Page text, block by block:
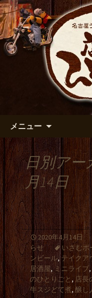
名古屋市伏
ひとりごと
出張や観光に
す
メニュー
日別アー
月14日
2020年4月14日
らせ
いさむポ
ンビール, テイクア
居酒屋, ミニライブ,
のひとりごと , 店長
牛スジどて煮, 醸し